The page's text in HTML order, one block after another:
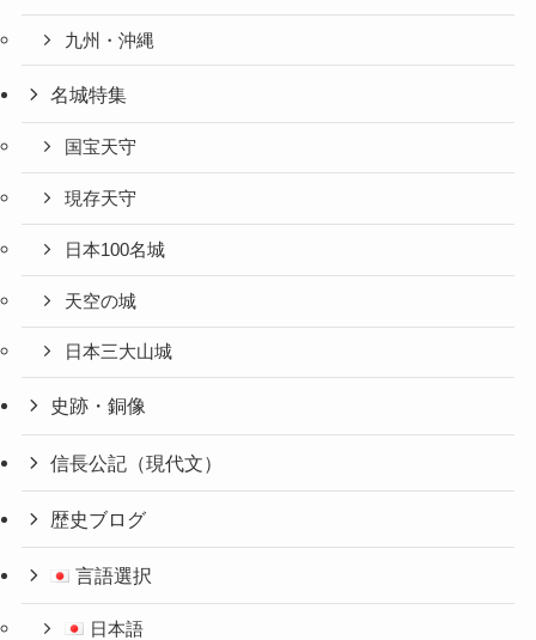
九州・沖縄
名城特集
国宝天守
現存天守
日本100名城
天空の城
日本三大山城
史跡・銅像
信長公記（現代文）
歴史ブログ
言語選択
日本語